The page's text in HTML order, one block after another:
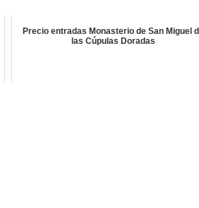
Precio entradas Monasterio de San Miguel
las Cúpulas Doradas